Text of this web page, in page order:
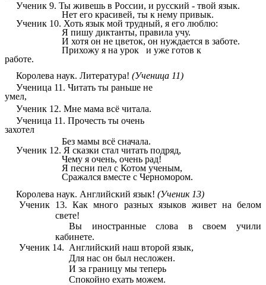
Ученик 9. Ты живешь в России, и русский - твой язык.
Нет его красивей, ты к нему привык.
Ученик 10. Хоть язык мой трудный, я его люблю:
Я пишу диктанты, правила учу.
И хотя он не цветок, он нуждается в заботе.
Прихожу я на урок и уже готов к
работе.
Королева наук. Литература! (Ученица 11)
Ученица 11. Читать ты раньше не
умел,
Ученик 12. Мне мама всё читала.
Ученица 11. Прочесть ты очень
захотел
Без мамы всё сначала.
Ученик 12. Я сказки стал читать подряд,
Чему я очень, очень рад!
Я песни пел с Котом ученым,
Сражался вместе с Черномором.
Королева наук. Английский язык! (Ученик 13)
Ученик 13.
Как много разных языков живет на белом
свете!
Вы иностранные слова в своем учили
кабинете.
Ученик 14. Английский наш второй язык,
Для нас он был несложен.
И за границу мы теперь
Спокойно ехать можем.